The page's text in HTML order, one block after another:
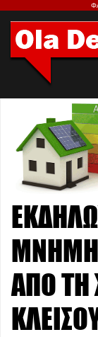
ΑΠΟ ΤΗ